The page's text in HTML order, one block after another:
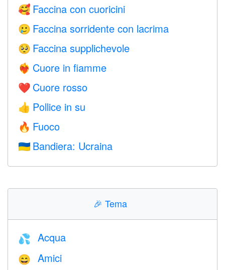
🥰 Faccina con cuoricini
🥲 Faccina sorridente con lacrima
🥺 Faccina supplichevole
❤️‍🔥 Cuore in fiamme
❤️ Cuore rosso
👍 Pollice in su
🔥 Fuoco
🇺🇦 Bandiera: Ucraina
🎉 Tema
💦 Acqua
😄 Amici